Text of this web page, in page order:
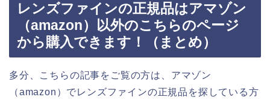
レンズファインの正規品はアマゾン
（amazon）以外のこちらのページ
から購入できます！（まとめ）
多分、こちらの記事をご覧の方は、アマゾン
（amazon）でレンズファインの正規品を探している方